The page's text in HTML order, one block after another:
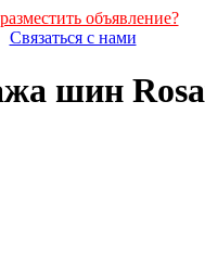
объявление?
Связаться с нами
шин